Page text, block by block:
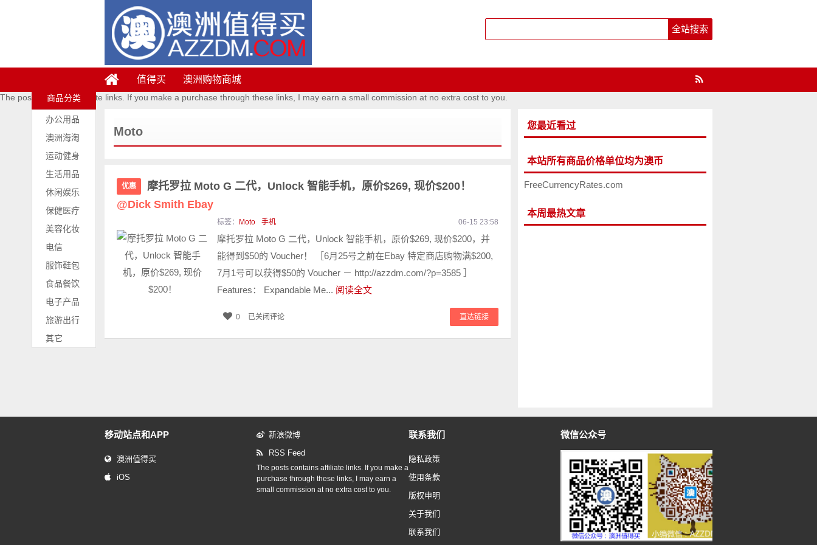
值得买 澳洲购物商城
The posts contains affiliate links. If you make a purchase through these links, I may earn a small commission at no extra cost to you.
商品分类
办公用品
澳洲海淘
运动健身
生活用品
休闲娱乐
保健医疗
美容化妆
电信
服饰鞋包
食品餐饮
电子产品
旅游出行
其它
Moto
优惠
摩托罗拉 Moto G 二代，Unlock 智能手机，原价$269, 现价$200！
@Dick Smith Ebay
标签： Moto 手机 06-15 23:58
摩托罗拉 Moto G 二代，Unlock 智能手机，原价$269, 现价$200，并
能得到$50的 Voucher！ ［6月25号之前在Ebay 特定商店购物满$200,
7月1号可以获得$50的 Voucher － http://azzdm.com/?p=3585 ］
Features： Expandable Me... 阅读全文
直达链接
0 已关闭评论
您最近看过
本站所有商品价格单位均为澳币
FreeCurrencyRates.com
本周最热文章
移动站点和APP
澳洲值得买
iOS
新浪微博
RSS Feed
The posts contains affiliate links. If you make a
purchase through these links, I may earn a
small commission at no extra cost to you.
联系我们
隐私政策
使用条款
版权申明
关于我们
联系我们
微信公众号